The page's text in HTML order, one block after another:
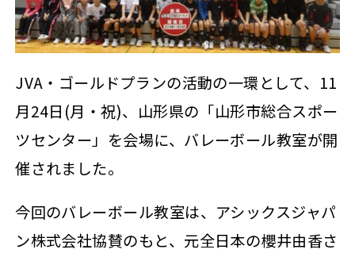
JVA・ゴールドプランの活動の一環として、11
月24日(月・祝)、山形県の「山形市総合スポー
ツセンター」を会場に、バレーボール教室が開
催されました。
今回のバレーボール教室は、アシックスジャパ
ン株式会社協賛のもと、元全日本の櫻井由香さ